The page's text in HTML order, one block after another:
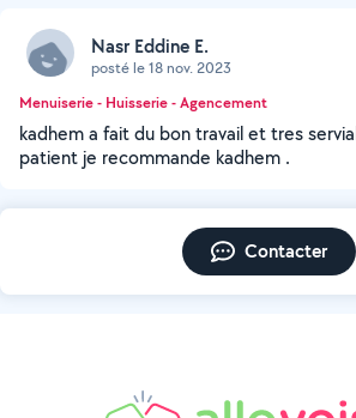
Nasr Eddine E.
posté le 18 nov. 2023
Menuiserie - Huisserie - Agencement
kadhem a fait du bon travail et tres
patient je recommande kadhem .
Contacter